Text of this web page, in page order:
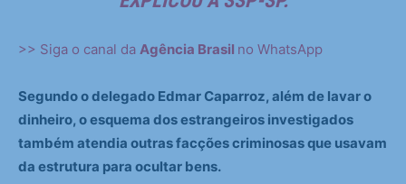
>> Siga o canal da Agência Brasil no WhatsApp
Segundo o delegado Edmar Caparroz, além de lavar o
dinheiro, o esquema dos estrangeiros investigados
também atendia outras facções criminosas que usavam
da estrutura para ocultar bens.